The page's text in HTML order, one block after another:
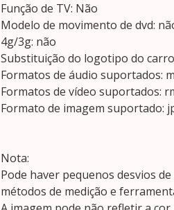
Função de TV: Não
Modelo de movimento de dvd:
4g/3g: não
Substituição do logotipo do
Formatos de áudio suportados:
Formatos de vídeo suportados:
Formato de imagem suportado:
Nota:
Pode haver pequenos desvios
métodos de medição e